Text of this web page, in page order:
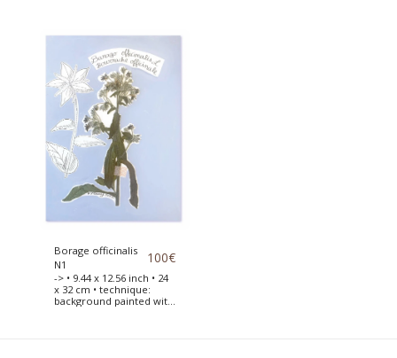
aquarelle 300g avec le
fond peint à la peinture
acrylique
Borage officinalis
N1
100€
-> • 9.44 x 12.56 inch • 24
x 32 cm • technique:
background painted with